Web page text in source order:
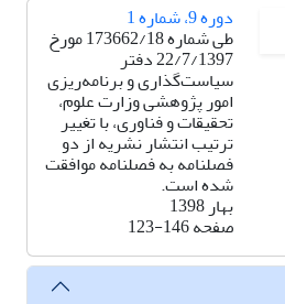
دوره 9، شماره 1
طی شماره 173662/18 مورخ
22/7/1397 دفتر
سیاست‌گذاری و برنامه‌ریزی
امور پژوهشی وزارت علوم،
تحقیقات و فناوری، با تغییر
ترتیب انتشار نشریه از دو
فصلنامه به فصلنامه موافقت
شده است.
بهار 1398
صفحه123-146